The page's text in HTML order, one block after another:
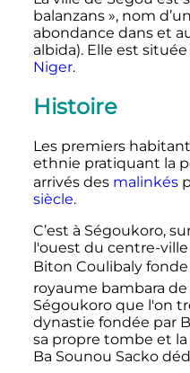
balanzans », nom
abondance dans et
albida). Elle est
Niger.
Histoire
Les premiers
ethnie pratiquant la
arrivés des malinkés
siècle.
C’est à Ségoukoro,
l'ouest du centre-
Biton Coulibaly fonde
royaume bambara de
Ségoukoro que l'on
dynastie fondée par
sa propre tombe et
Ba Sounou Sacko